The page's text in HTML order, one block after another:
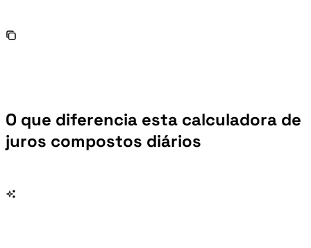
O que diferencia esta calculadora de
juros compostos diários